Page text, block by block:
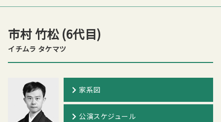
市村 竹松 (6代目)
イチムラ タケマツ
家系図
公演スケジュール